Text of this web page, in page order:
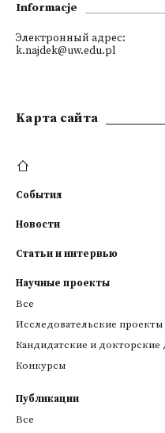
Informacje
Электронный адрес:
k.najdek@uw.edu.pl
Kарта сайта
События
Новости
Статьи и интервью
Научные проекты
Все
Исследовательские проекты
Кандидатские и докторские
Конкурсы
Публикации
Все